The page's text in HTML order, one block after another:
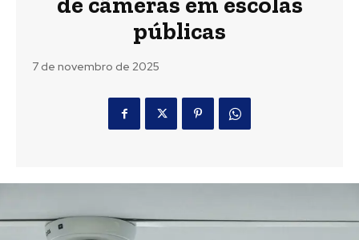
públicas
7 de novembro de 2025